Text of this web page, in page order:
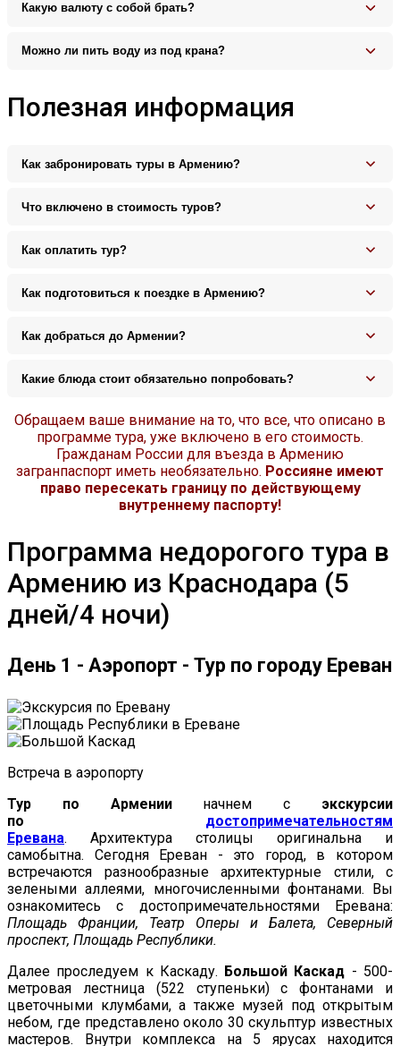
Какую валюту с собой брать?
Можно ли пить воду из под крана?
Полезная информация
Как забронировать туры в Армению?
Что включено в стоимость туров?
Как оплатить тур?
Как подготовиться к поездке в Армению?
Как добраться до Армении?
Какие блюда стоит обязательно попробовать?
Обращаем ваше внимание на то, что все, что описано в
программе тура, уже включено в его стоимость.
Гражданам России для въезда в Армению
загранпаспорт иметь необязательно. Россияне имеют
право пересекать границу по действующему
внутреннему паспорту!
Программа недорогого тура в
Армению из Краснодара (5
дней/4 ночи)
День 1 - Аэропорт - Тур по городу Ереван
Встреча в аэропорту
Тур по Арменииначнем с экскурсии
по достопримечательностям
Еревана. Архитектура столицы оригинальна и
самобытна. Сегодня Ереван - это город, в котором
встречаются разнообразные архитектурные стили, с
зелеными аллеями, многочисленными фонтанами. Вы
ознакомитесь с достопримечательностями Еревана:
Площадь Франции, Театр Оперы и Балета, Северный
проспект, Площадь Республики.
Далее проследуем к Каскаду. Большой Каскад - 500-
метровая лестница (522 ступеньки) с фонтанами и
цветочными клумбами, а также музей под открытым
небом, где представлено около 30 скульптур известных
мастеров. Внутри комплекса на 5 ярусах находится